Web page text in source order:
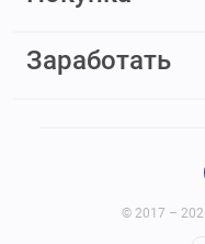
Заработать
© 2017 –